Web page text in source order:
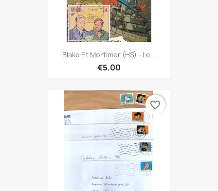
Blake Et Mortimer (HS) - Le...
€5.00
favorite_border